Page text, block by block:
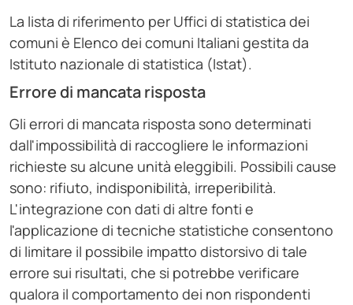
La lista di riferimento per Uffici di statistica dei
comuni è Elenco dei comuni Italiani gestita da
Istituto nazionale di statistica (Istat).
Errore di mancata risposta
Gli errori di mancata risposta sono determinati
dall'impossibilità di raccogliere le informazioni
richieste su alcune unità eleggibili. Possibili cause
sono: rifiuto, indisponibilità, irreperibilità.
L'integrazione con dati di altre fonti e
l'applicazione di tecniche statistiche consentono
di limitare il possibile impatto distorsivo di tale
errore sui risultati, che si potrebbe verificare
qualora il comportamento dei non rispondenti